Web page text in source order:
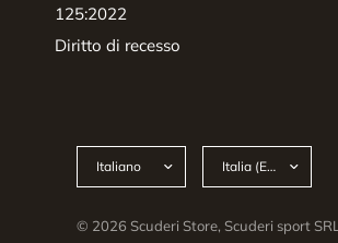
125:2022
Diritto di recesso
paese/area
© 2026 Scuderi Store, Scuderi sport